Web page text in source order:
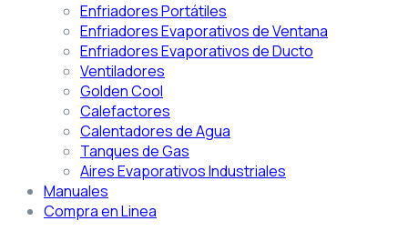
Enfriadores Portátiles
Enfriadores Evaporativos de Ventana
Enfriadores Evaporativos de Ducto
Ventiladores
Golden Cool
Calefactores
Calentadores de Agua
Tanques de Gas
Aires Evaporativos Industriales
Manuales
Compra en Linea